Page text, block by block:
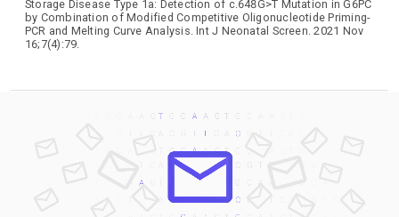
Storage Disease Type 1a: Detection of c.648G>T Mutation in G6PC
by Combination of Modified Competitive Oligonucleotide Priming-
PCR and Melting Curve Analysis. Int J Neonatal Screen. 2021 Nov
16;7(4):79.